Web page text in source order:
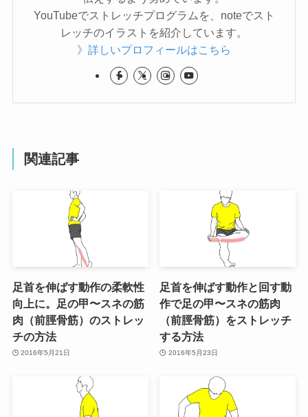
YouTubeでストレッチプログラムを、noteでスト
レッチのイラストを紹介しています。
》詳しいプロフィールはこちら
関連記事
足首を伸ばす動作の柔軟性
向上に。足の甲〜スネの筋
肉（前脛骨筋）のストレッ
チの方法
2016年5月21日
足首を伸ばす動作と回す動
作で足の甲〜スネの筋肉
（前脛骨筋）をストレッチ
する方法
2016年5月23日